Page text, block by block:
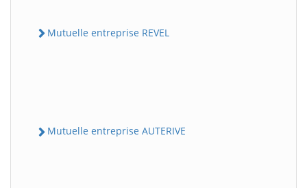
Mutuelle entreprise REVEL
Mutuelle entreprise AUTERIVE